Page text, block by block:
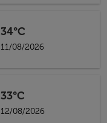
34°C
11/08/2026
33°C
12/08/2026